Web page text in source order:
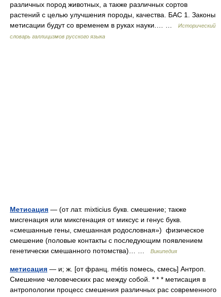
различных пород животных, а также различных сортов
растений с целью улучшения породы, качества. БАС 1. Законы
метисации будут со временем в руках науки.… …
Исторический
словарь галлицизмов русского языка
Метисация — (от лат. mixticius букв. смешение; также
мисгенация или миксгенация от миксус и генус букв.
«смешанные гены, смешанная родословная») физическое
смешение (половые контакты с последующим появлением
генетически смешанного потомства)… …
Википедия
метисация — и; ж. [от франц. métis помесь, смесь] Антроп.
Смешение человеческих рас между собой. * * * метисация в
антропологии процесс смешения различных рас современного